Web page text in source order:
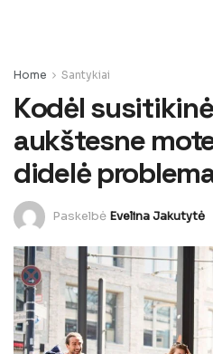
Home Santykiai
Kodėl
aukštesne
didelė
Paskelbė Evelina Jakutytė